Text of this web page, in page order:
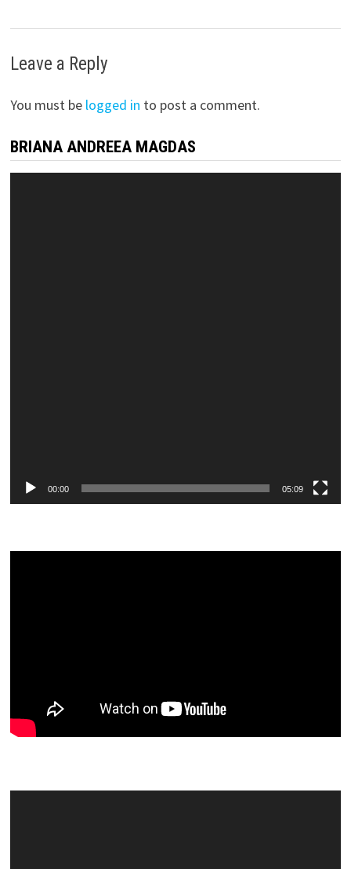
Leave a Reply
You must be logged in to post a comment.
BRIANA ANDREEA MAGDAS
00:00 05:09